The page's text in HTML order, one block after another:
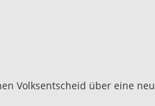
Volksentscheid über eine